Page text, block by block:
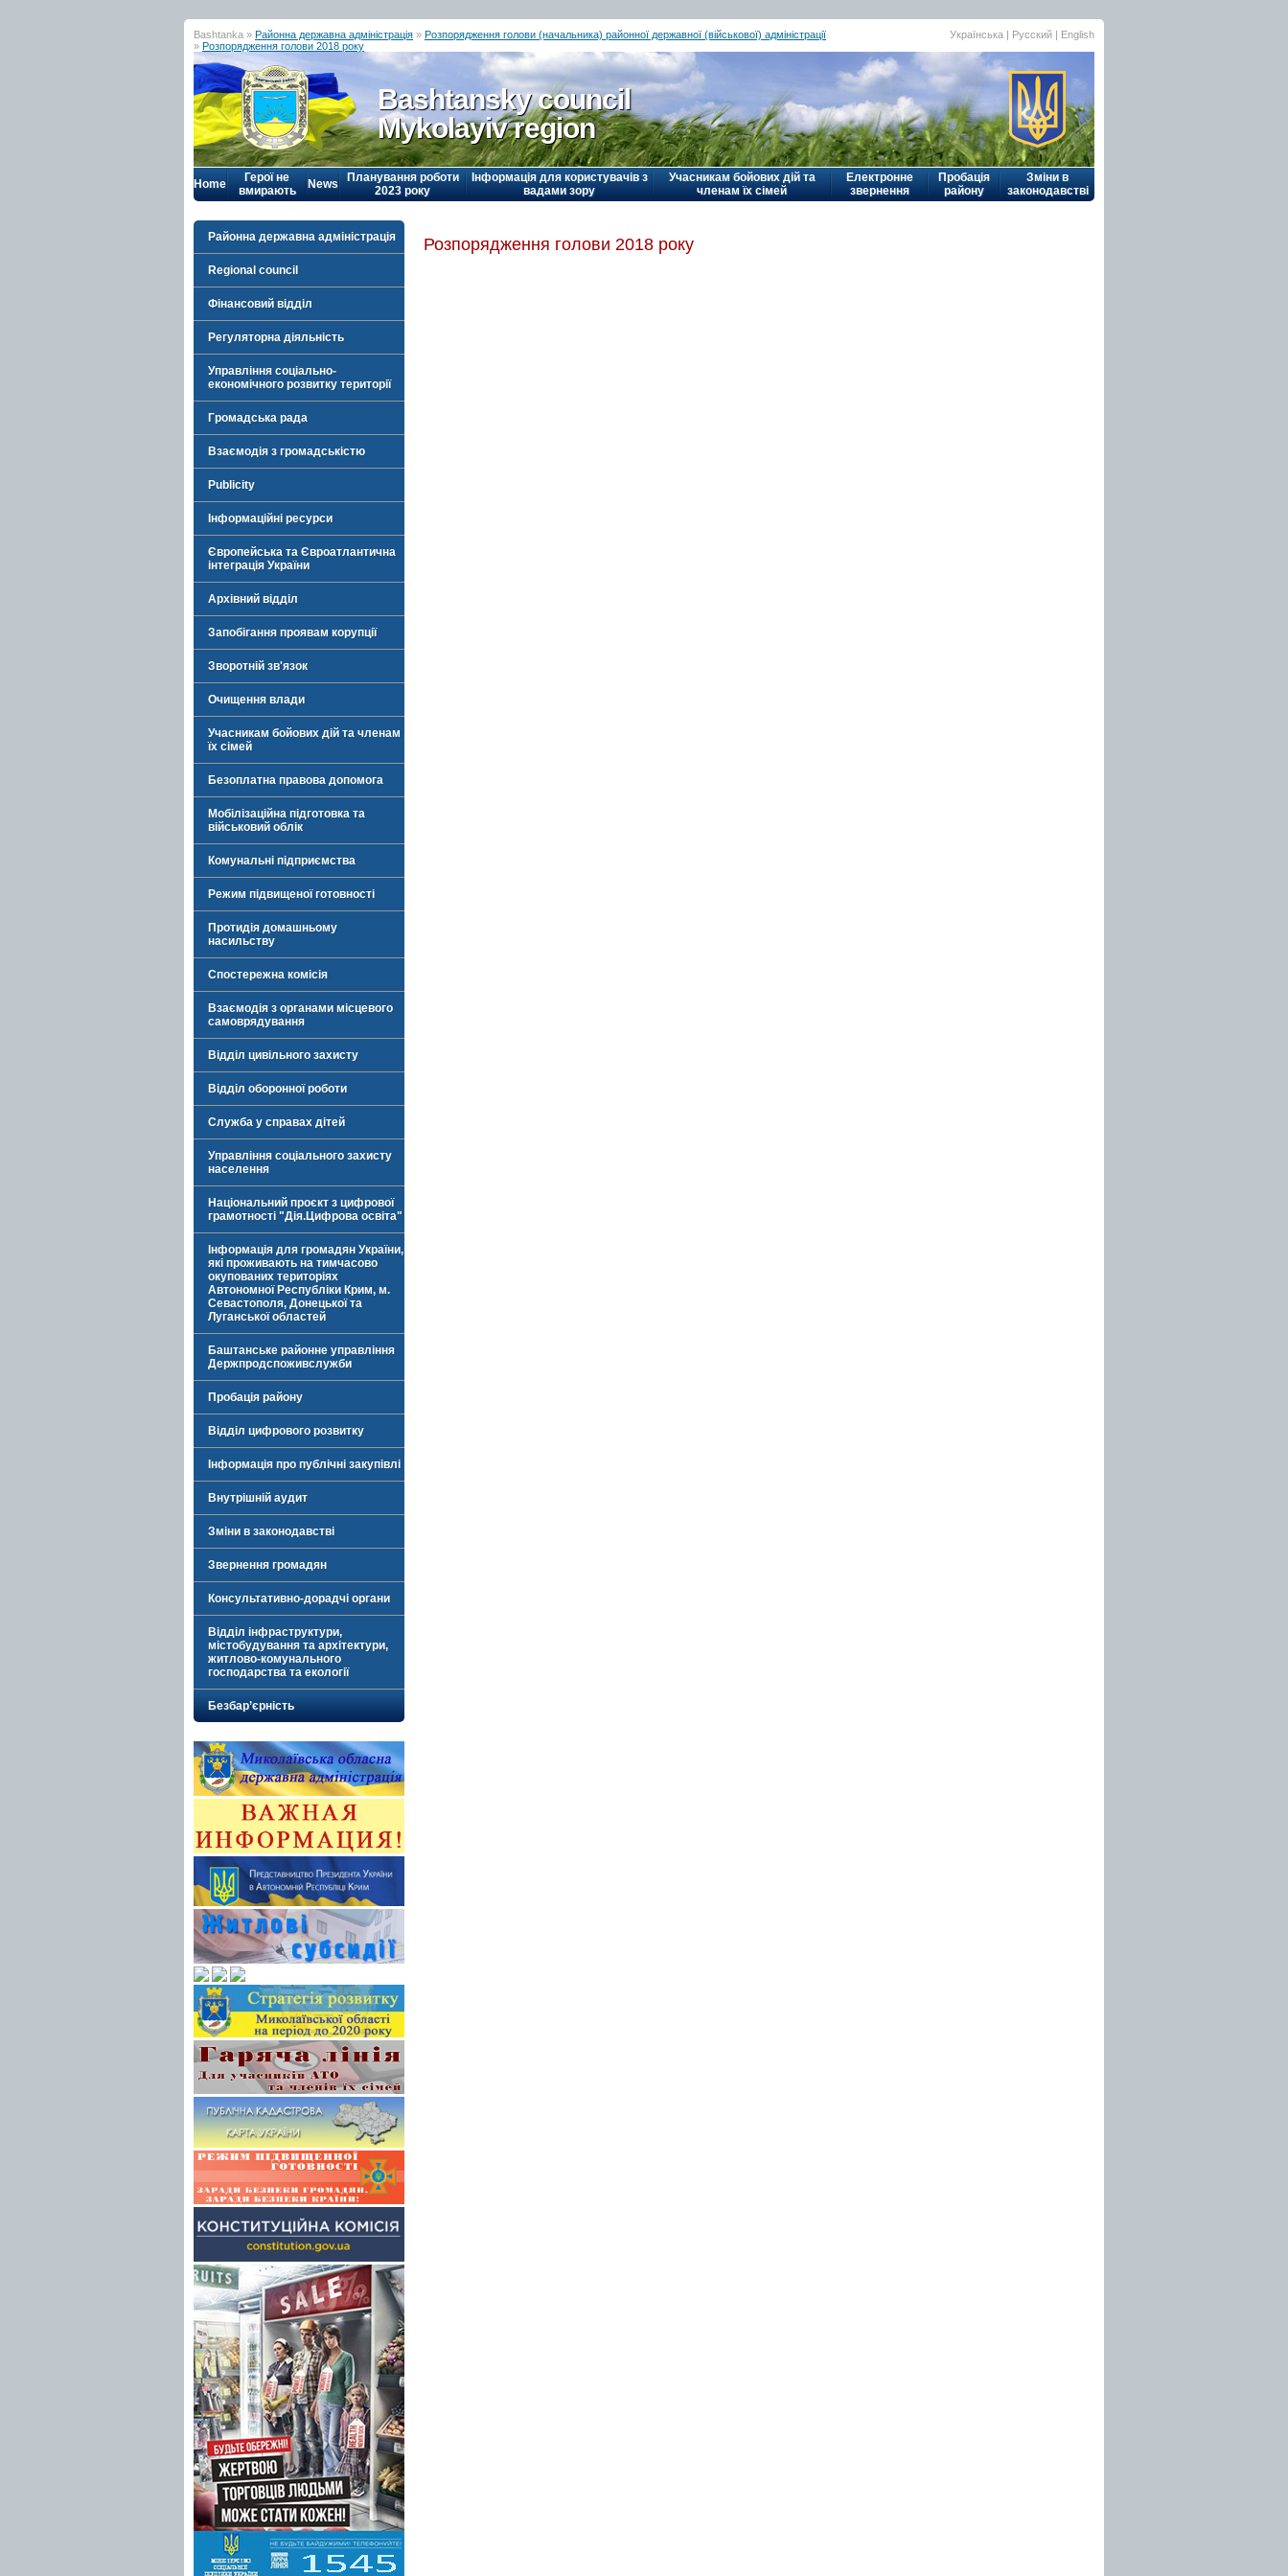
Bashtanka » Районна державна адміністрація » Розпорядження голови (начальника) районної державної (військової) адміністрації
» Розпорядження голови 2018 року
Українська | Русский | English
Bashtansky council
Mykolayiv region
Home
Герої не
вмирають
News
Планування роботи
2023 року
Інформація для користувачів з
вадами зору
Учасникам бойових дій та
членам їх сімей
Електронне
звернення
Пробація
району
Зміни в
законодавстві
Районна державна адміністрація
Regional council
Фінансовий відділ
Регуляторна діяльність
Управління соціально-
економічного розвитку території
Громадська рада
Взаємодія з громадськістю
Publicity
Інформаційні ресурси
Європейська та Євроатлантична
інтеграція України
Архівний відділ
Запобігання проявам корупції
Зворотній зв'язок
Очищення влади
Учасникам бойових дій та членам
їх сімей
Безоплатна правова допомога
Мобілізаційна підготовка та
військовий облік
Комунальні підприємства
Режим підвищеної готовності
Протидія домашньому
насильству
Спостережна комісія
Взаємодія з органами місцевого
самоврядування
Відділ цивільного захисту
Відділ оборонної роботи
Служба у справах дітей
Управління соціального захисту
населення
Національний проєкт з цифрової
грамотності "Дія.Цифрова освіта"
Інформація для громадян України,
які проживають на тимчасово
окупованих територіях
Автономної Республіки Крим, м.
Севастополя, Донецької та
Луганської областей
Баштанське районне управління
Держпродспоживслужби
Пробація району
Відділ цифрового розвитку
Інформація про публічні закупівлі
Внутрішній аудит
Зміни в законодавстві
Звернення громадян
Консультативно-дорадчі органи
Відділ інфраструктури,
містобудування та архітектури,
житлово-комунального
господарства та екології
Безбар’єрність
Розпорядження голови 2018 року